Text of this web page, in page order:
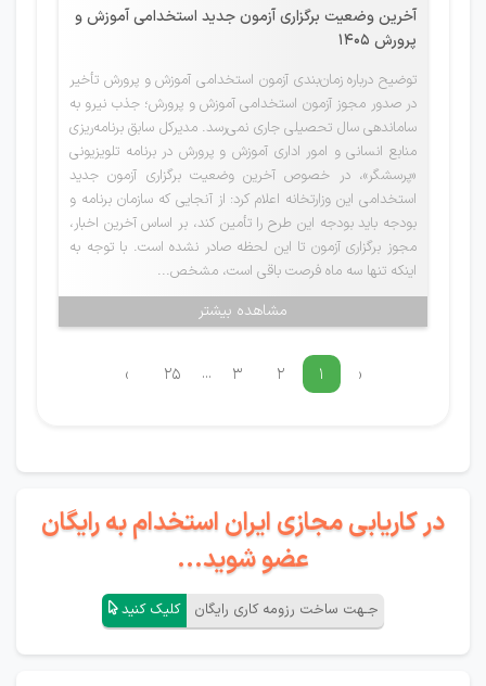
آخرین وضعیت برگزاری آزمون جدید استخدامی آموزش و
پرورش 1405
توضیح درباره زمان‌بندی آزمون استخدامی آموزش و پرورش تأخیر
در صدور مجوز آزمون استخدامی آموزش و پرورش؛ جذب نیرو به
ساماندهی سال تحصیلی جاری نمی‌رسد. مدیرکل سابق برنامه‌ریزی
منابع انسانی و امور اداری آموزش و پرورش در برنامه تلویزیونی
«پرسشگر»، در خصوص آخرین وضعیت برگزاری آزمون جدید
استخدامی این وزارتخانه اعلام کرد: از آنجایی که سازمان برنامه و
بودجه باید بودجه این طرح را تأمین کند، بر اساس آخرین اخبار،
مجوز برگزاری آزمون تا این لحظه صادر نشده است. با توجه به
اینکه تنها سه ماه فرصت باقی است، مشخص...
مشاهده بیشتر
‹ ۱ ۲ ۳ ... ۲۵ ›
در کاریابی مجازی ایران استخدام به رایگان
عضو شوید...
جـهت ساخت رزومه کاری رایگان کلیک کنید